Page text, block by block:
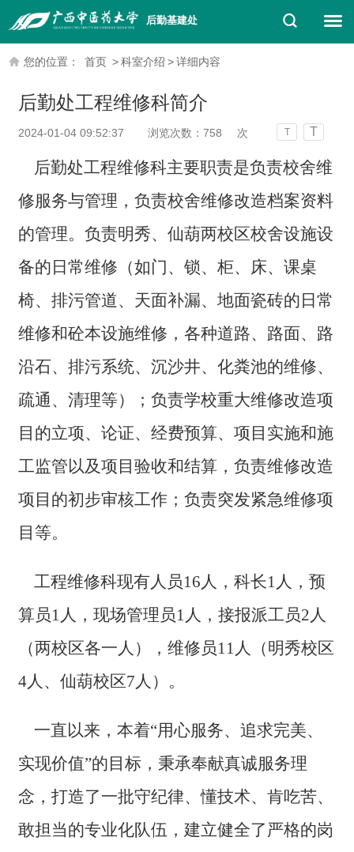
后勤基建处
您的位置： 首页 >科室介绍 >详细内容
后勤处工程维修科简介
2024-01-04 09:52:37 浏览次数： 758 次 T T
后勤处工程维修科主要职责是负责校舍维
修服务与管理，负责校舍维修改造档案资料
的管理。负责明秀、仙葫两校区校舍设施设
备的日常维修（如门、锁、柜、床、课桌
椅、排污管道、天面补漏、地面瓷砖的日常
维修和砼本设施维修，各种道路、路面、路
沿石、排污系统、沉沙井、化粪池的维修、
疏通、清理等）；负责学校重大维修改造项
目的立项、论证、经费预算、项目实施和施
工监管以及项目验收和结算，负责维修改造
项目的初步审核工作；负责突发紧急维修项
目等。
工程维修科现有人员16人，科长1人，预
算员1人，现场管理员1人，接报派工员2人
（两校区各一人），维修员11人（明秀校区
4人、仙葫校区7人）。
一直以来，本着“用心服务、追求完美、
实现价值”的目标，秉承奉献真诚服务理
念，打造了一批守纪律、懂技术、肯吃苦、
敢担当的专业化队伍，建立健全了严格的岗